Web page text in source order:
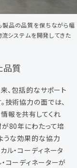
製品の品質を保ちながら幅
システムを開発してきた
品質
、包括的なサポート
技術協力の面では、
報を共有してくれ
が80年にわたって培
うな効果的な協力
・コーディネータ
コーディネーターが